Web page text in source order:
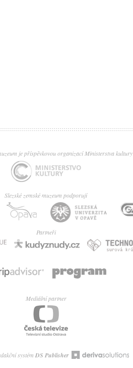
je příspěvkovou organizací Ministerstva kultury
Slezské zemské muzeum podporují
Partneři
Mediální partner
systém DS Publisher